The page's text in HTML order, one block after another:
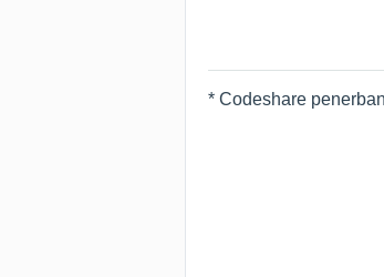
* Codeshare